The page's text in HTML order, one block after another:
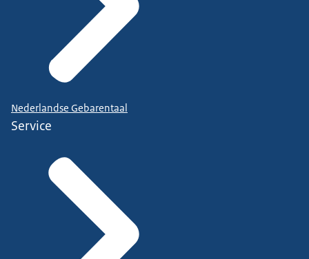
Nederlandse Gebarentaal
Service